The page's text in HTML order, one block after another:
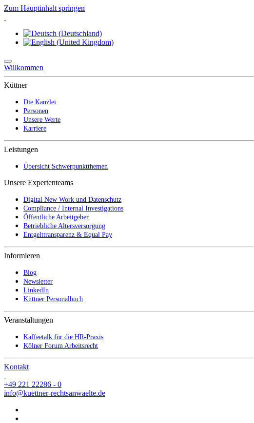
Zum Hauptinhalt springen
Willkommen
Küttner
Die Kanzlei
Personen
Unsere Werte
Karriere
Leistungen
Übersicht Schwerpunktthemen
Unsere Expertenteams
Digital New Work und Datenschutz
Compliance / Internal Investigations
Öffentliche Arbeitgeber
Betriebliche Altersversorgung
Entgelttransparenz & Equal Pay
Informieren
Blog
Newsletter
LinkedIn
Küttner Personalbuch
Veranstaltungen
Kaffeetalk für die HR-Praxis
Kölner Forum Arbeitsrecht
Kontakt
+49 221 22286 - 0
info@kuettner-rechtsanwaelte.de